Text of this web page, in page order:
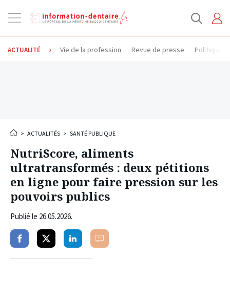
la
navigation
ACTUALITÉ Vie de la profession Revue de presse Politique
> ACTUALITÉS > SANTÉ PUBLIQUE
NutriScore, aliments
ultratransformés : deux pétitions
en ligne pour faire pression sur les
pouvoirs publics
Publié le 26.05.2026.
PartagerPartagerPartagerCommenter